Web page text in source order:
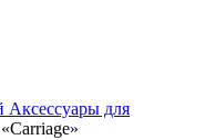
Аксессуары для